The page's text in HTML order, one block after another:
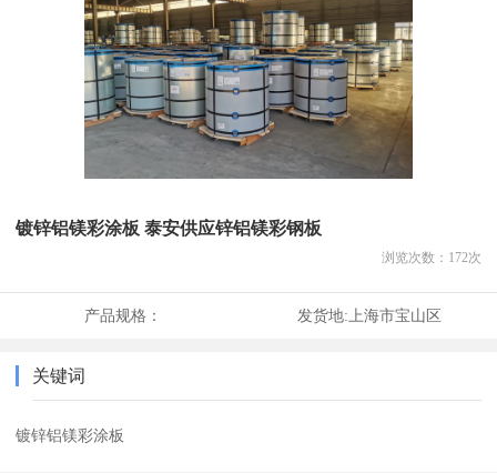
镀锌铝镁彩涂板 泰安供应锌铝镁彩钢板
浏览次数： 172次
产品规格： 发货地: 上海市宝山区
关键词
镀锌铝镁彩涂板